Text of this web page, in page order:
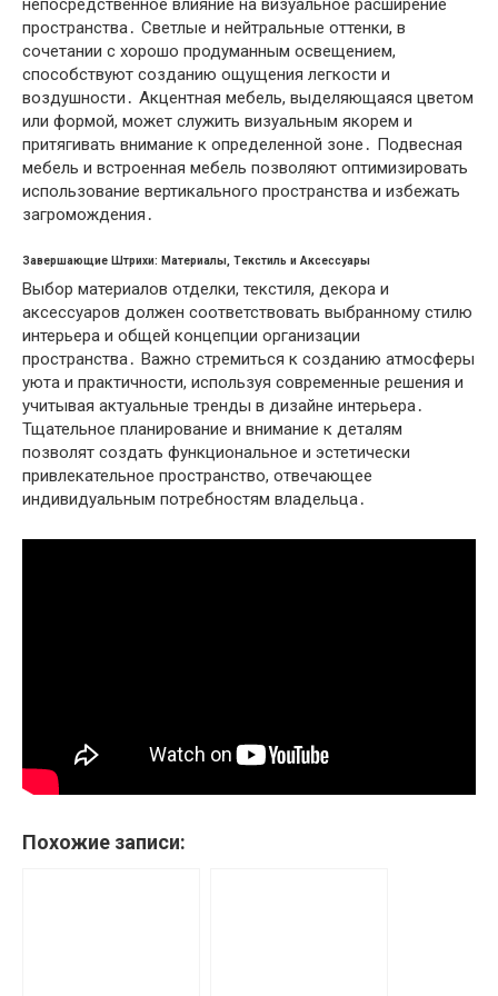
непосредственное влияние на визуальное расширение
пространства․ Светлые и нейтральные оттенки, в
сочетании с хорошо продуманным освещением,
способствуют созданию ощущения легкости и
воздушности․ Акцентная мебель, выделяющаяся цветом
или формой, может служить визуальным якорем и
притягивать внимание к определенной зоне․ Подвесная
мебель и встроенная мебель позволяют оптимизировать
использование вертикального пространства и избежать
загромождения․
Завершающие Штрихи: Материалы, Текстиль и Аксессуары
Выбор материалов отделки, текстиля, декора и
аксессуаров должен соответствовать выбранному стилю
интерьера и общей концепции организации
пространства․ Важно стремиться к созданию атмосферы
уюта и практичности, используя современные решения и
учитывая актуальные тренды в дизайне интерьера․
Тщательное планирование и внимание к деталям
позволят создать функциональное и эстетически
привлекательное пространство, отвечающее
индивидуальным потребностям владельца․
Похожие записи: